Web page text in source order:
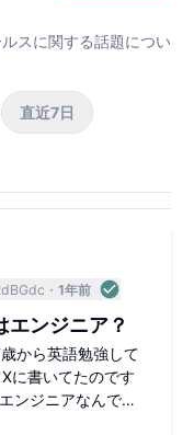
スに関する話題につい
直近7日
1年前
エンジニア？
から英語勉強して
に書いてたのです
ンジニアなんです